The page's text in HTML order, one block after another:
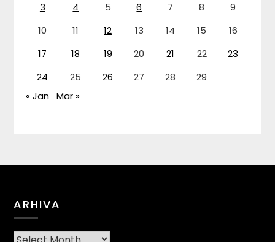
3
4 5 6 7 8
9
10
11 12 13 14 15
16
17
18 19 20 21 22
23
24
25 26 27 28
29
« Jan Mar »
ARHIVA
Arhiva